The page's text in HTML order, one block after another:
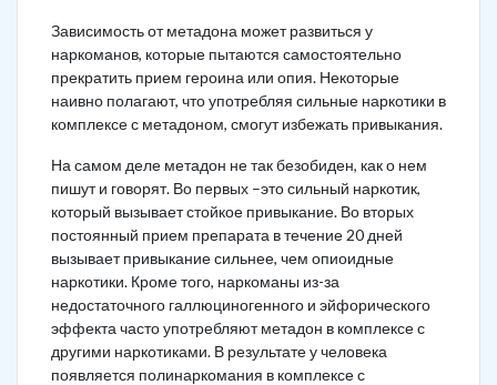
Зависимость от метадона может развиться у
наркоманов, которые пытаются самостоятельно
прекратить прием героина или опия. Некоторые
наивно полагают, что употребляя сильные наркотики в
комплексе с метадоном, смогут избежать привыкания.
На самом деле метадон не так безобиден, как о нем
пишут и говорят. Во первых –это сильный наркотик,
который вызывает стойкое привыкание. Во вторых
постоянный прием препарата в течение 20 дней
вызывает привыкание сильнее, чем опиоидные
наркотики. Кроме того, наркоманы из-за
недостаточного галлюциногенного и эйфорического
эффекта часто употребляют метадон в комплексе с
другими наркотиками. В результате у человека
появляется полинаркомания в комплексе с